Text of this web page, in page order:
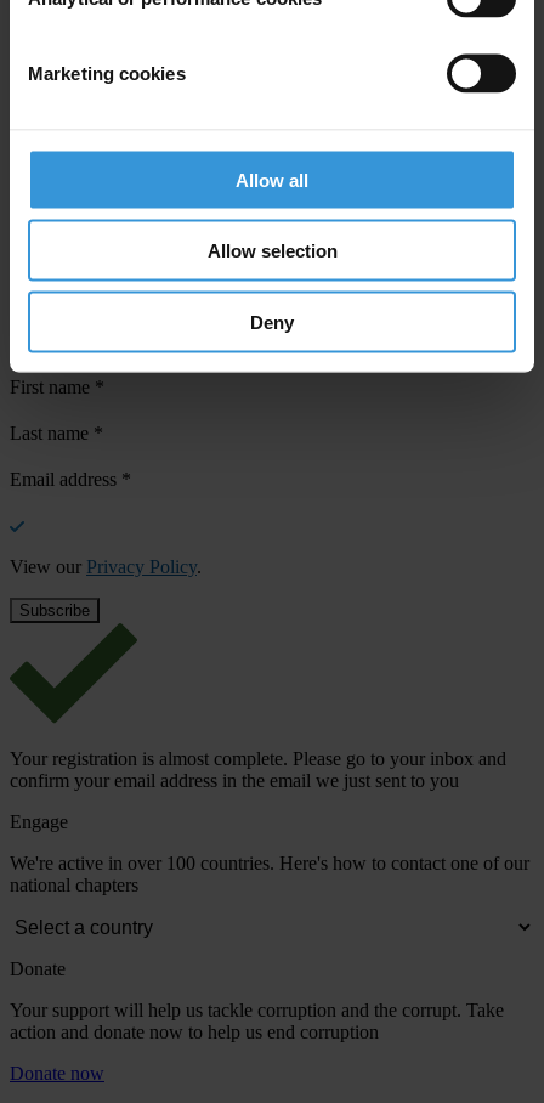
Marketing cookies
Allow all
Allow selection
Deny
Your registration is almost complete. Please go to your inbox and
confirm your email address in the email we just sent to you
Stay informed
Subscribe to our weekly newsletter to get the latest news and
updates from Transparency International
First name *
Last name *
Email address *
View our Privacy Policy.
Your registration is almost complete. Please go to your inbox and
confirm your email address in the email we just sent to you
Engage
We're active in over 100 countries. Here's how to contact one of our
national chapters
Donate
Your support will help us tackle corruption and the corrupt. Take
action and donate now to help us end corruption
Donate now